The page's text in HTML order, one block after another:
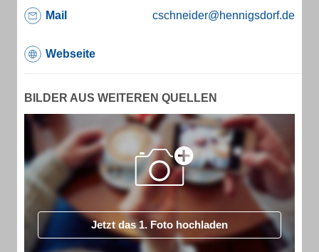
Mail cschneider@hennigsdorf.de
Webseite
BILDER AUS WEITEREN QUELLEN
Jetzt das 1. Foto hochladen